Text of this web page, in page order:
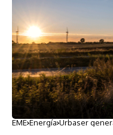
EME Energía Urbaser